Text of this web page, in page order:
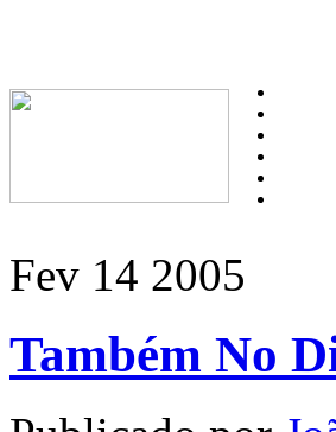
Fev 14 2005
Também No